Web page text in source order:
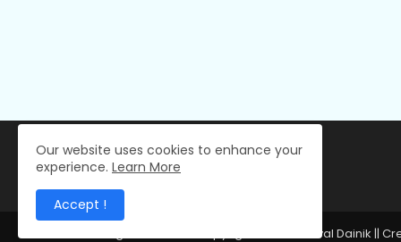
All Right Reserved Copyright © 2024 Deval Dainik ||
Our website uses cookies to enhance your
experience. Learn More
Accept !